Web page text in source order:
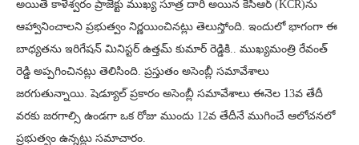
అయితే కాళేశ్వరం ప్రాజెక్టు ముఖ్య సూత్ర దారి అయిన కేసీఆర్ (KCR)ను
ఆహ్వానించాలని ప్రభుత్వం నిర్ణయించినట్లు తెలుస్తోంది. ఇందులో భాగంగా ఈ
బాధ్యతను ఇరిగేషన్ మినిస్టర్ ఉత్తమ్ కుమార్ రెడ్డికి.. ముఖ్యమంత్రి రేవంత్
రెడ్డి అప్పగించినట్లు తెలిసింది. ప్రస్తుతం అసెంబ్లీ సమావేశాలు
జరగుతున్నాయి. షెడ్యూల్ ప్రకారం అసెంబ్లీ సమావేశాలు ఈనెల 13వ తేదీ
వరకు జరగాల్సి ఉండగా ఒక రోజు ముందు 12వ తేదీనే ముగించే ఆలోచనలో
ప్రభుత్వం ఉన్నట్లు సమాచారం.